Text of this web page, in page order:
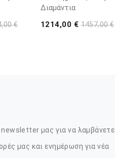
€
Διαμάντια
1214,00 €1457,00 €
newsletter μας για να λαμβάνετε
μας και ενημέρωση για νέα